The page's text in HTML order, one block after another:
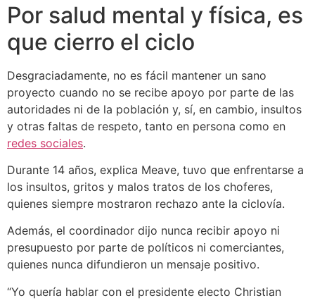
Por salud mental y física, es
que cierro el ciclo
Desgraciadamente, no es fácil mantener un sano
proyecto cuando no se recibe apoyo por parte de las
autoridades ni de la población y, sí, en cambio, insultos
y otras faltas de respeto, tanto en persona como en
redes sociales.
Durante 14 años, explica Meave, tuvo que enfrentarse a
los insultos, gritos y malos tratos de los choferes,
quienes siempre mostraron rechazo ante la ciclovía.
Además, el coordinador dijo nunca recibir apoyo ni
presupuesto por parte de políticos ni comerciantes,
quienes nunca difundieron un mensaje positivo.
“Yo quería hablar con el presidente electo Christian